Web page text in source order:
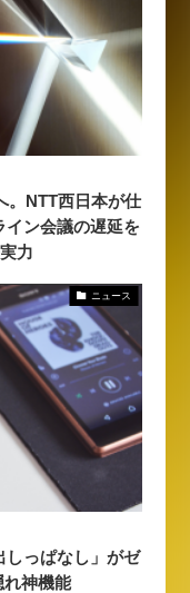
。NTT西日本が仕
イン会議の遅延を
力
ニュース
しっぱなし」がゼ
れ神機能